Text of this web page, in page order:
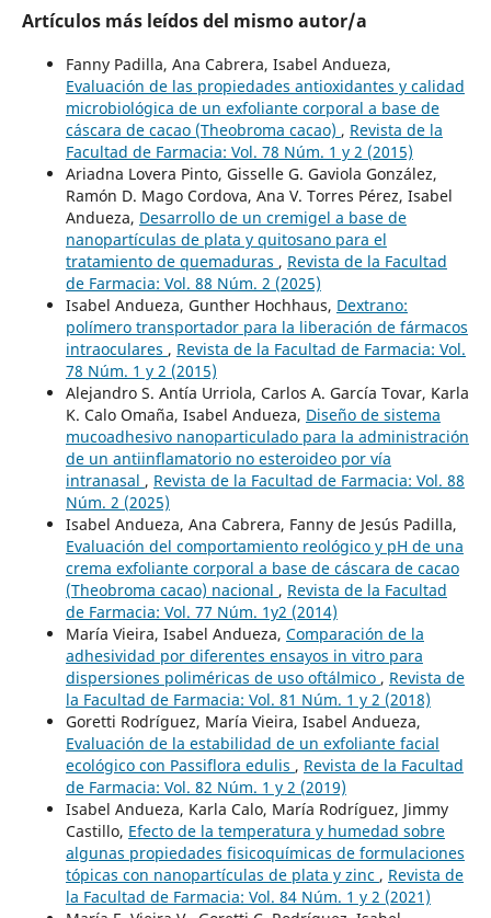
Artículos más leídos del mismo autor/a
Fanny Padilla, Ana Cabrera, Isabel Andueza,
Evaluación de las propiedades antioxidantes y calidad
microbiológica de un exfoliante corporal a base de
cáscara de cacao (Theobroma cacao) , Revista de la
Facultad de Farmacia: Vol. 78 Núm. 1 y 2 (2015)
Ariadna Lovera Pinto, Gisselle G. Gaviola González,
Ramón D. Mago Cordova, Ana V. Torres Pérez, Isabel
Andueza, Desarrollo de un cremigel a base de
nanopartículas de plata y quitosano para el
tratamiento de quemaduras , Revista de la Facultad
de Farmacia: Vol. 88 Núm. 2 (2025)
Isabel Andueza, Gunther Hochhaus, Dextrano:
polímero transportador para la liberación de fármacos
intraoculares , Revista de la Facultad de Farmacia: Vol.
78 Núm. 1 y 2 (2015)
Alejandro S. Antía Urriola, Carlos A. García Tovar, Karla
K. Calo Omaña, Isabel Andueza, Diseño de sistema
mucoadhesivo nanoparticulado para la administración
de un antiinflamatorio no esteroideo por vía
intranasal , Revista de la Facultad de Farmacia: Vol. 88
Núm. 2 (2025)
Isabel Andueza, Ana Cabrera, Fanny de Jesús Padilla,
Evaluación del comportamiento reológico y pH de una
crema exfoliante corporal a base de cáscara de cacao
(Theobroma cacao) nacional , Revista de la Facultad
de Farmacia: Vol. 77 Núm. 1y2 (2014)
María Vieira, Isabel Andueza, Comparación de la
adhesividad por diferentes ensayos in vitro para
dispersiones poliméricas de uso oftálmico , Revista de
la Facultad de Farmacia: Vol. 81 Núm. 1 y 2 (2018)
Goretti Rodríguez, María Vieira, Isabel Andueza,
Evaluación de la estabilidad de un exfoliante facial
ecológico con Passiflora edulis , Revista de la Facultad
de Farmacia: Vol. 82 Núm. 1 y 2 (2019)
Isabel Andueza, Karla Calo, María Rodríguez, Jimmy
Castillo, Efecto de la temperatura y humedad sobre
algunas propiedades fisicoquímicas de formulaciones
tópicas con nanopartículas de plata y zinc , Revista de
la Facultad de Farmacia: Vol. 84 Núm. 1 y 2 (2021)